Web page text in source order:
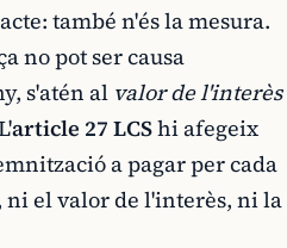
també n'és la mesura.
no pot ser causa
s'atén al valor de l'interès
article 27 LCShi afegeix
a pagar per cada
el valor de l'interès, ni la